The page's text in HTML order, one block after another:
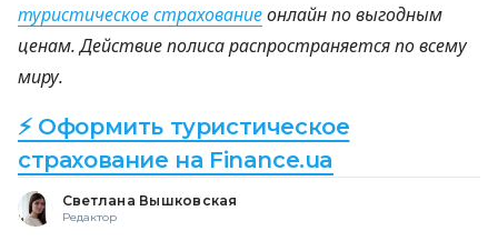
туристическое страхованиеонлайн по выгодным
ценам. Действие полиса распространяется по всему
миру.
⚡ Оформить туристическое
страхование на Finance.ua
Светлана Вышковская
Редактор